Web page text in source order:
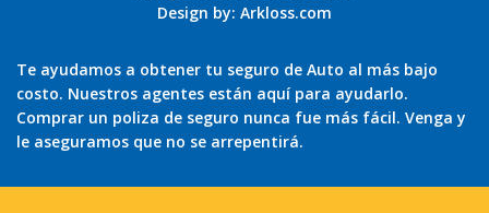
Design by: Arkloss.com
Te ayudamos a obtener tu seguro de Auto al más bajo
costo. Nuestros agentes están aquí para ayudarlo.
Comprar un poliza de seguro nunca fue más fácil. Venga y
le aseguramos que no se arrepentirá.